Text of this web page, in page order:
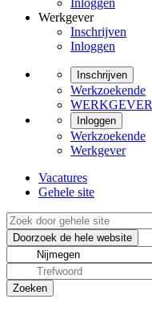
Inloggen
Werkgever
Inschrijven
Inloggen
Inschrijven
Werkzoekende
WERKGEVER
Inloggen
Werkzoekende
Werkgever
Vacatures
Gehele site